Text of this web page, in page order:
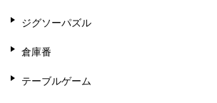
ジグソーパズル
倉庫番
テーブルゲーム